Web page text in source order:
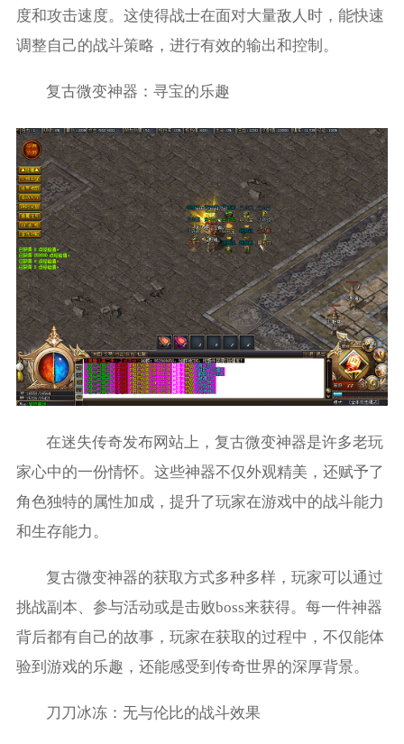
度和攻击速度。这使得战士在面对大量敌人时，能快速
调整自己的战斗策略，进行有效的输出和控制。
复古微变神器：寻宝的乐趣
在迷失传奇发布网站上，复古微变神器是许多老玩
家心中的一份情怀。这些神器不仅外观精美，还赋予了
角色独特的属性加成，提升了玩家在游戏中的战斗能力
和生存能力。
复古微变神器的获取方式多种多样，玩家可以通过
挑战副本、参与活动或是击败boss来获得。每一件神器
背后都有自己的故事，玩家在获取的过程中，不仅能体
验到游戏的乐趣，还能感受到传奇世界的深厚背景。
刀刀冰冻：无与伦比的战斗效果